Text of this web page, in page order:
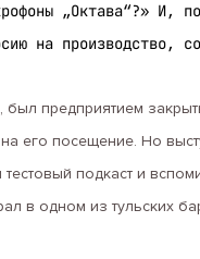
„Октава“?» И,
на производство,
предприятием
на его посещение. Но
подкаст и
в одном из тульских